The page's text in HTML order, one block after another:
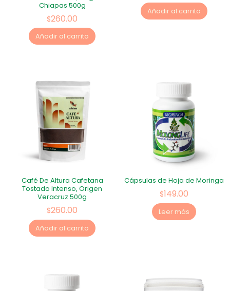
Chiapas 500g
$260.00
Añadir al carrito
Añadir al carrito
Café De Altura Cafetana
Tostado Intenso, Origen
Veracruz 500g
$260.00
Añadir al carrito
Cápsulas de Hoja de Moringa
$149.00
Leer más